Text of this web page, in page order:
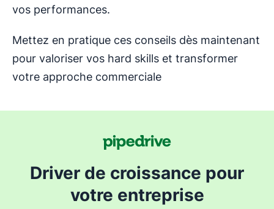
vos performances.
Mettez en pratique ces conseils dès maintenant
pour valoriser vos hard skills et transformer
votre approche commerciale
Driver de croissance pour
votre entreprise